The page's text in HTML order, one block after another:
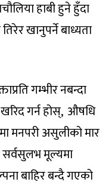
हाबी हुने हुँदा
खानुपर्ने बाध्यता
गम्भीर नबन्दा
गर्न होस्, औषधि
मनपरी असुलीको मार
सर्वसुलभ मूल्यमा
बाहिर बन्दै गएको